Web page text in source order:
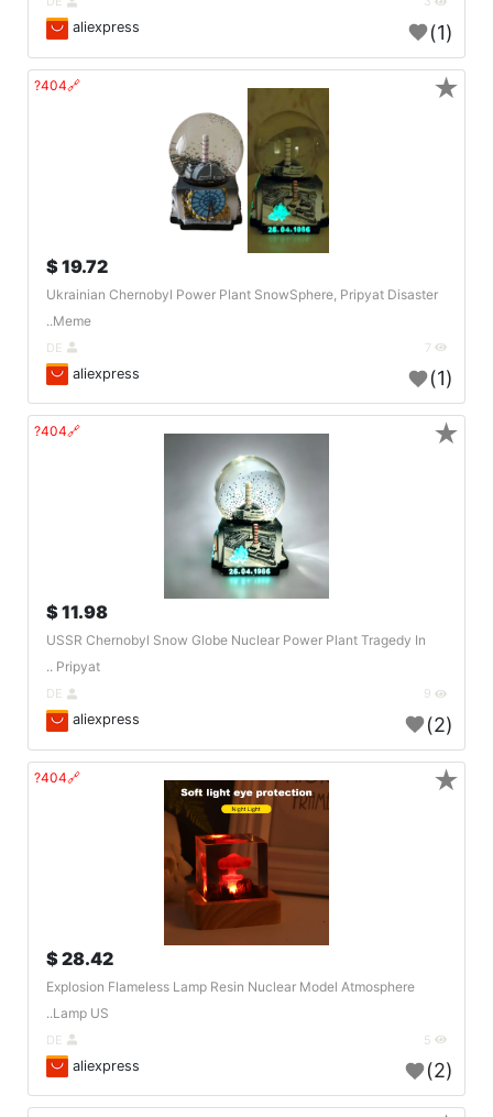
aliexpress (1)
🔗404?
19.72 $
Ukrainian Chernobyl Power Plant SnowSphere, Pripyat Disaster
Meme..
aliexpress (1)
★
🔗404?
11.98 $
USSR Chernobyl Snow Globe Nuclear Power Plant Tragedy In
Pripyat ..
aliexpress (2)
★
🔗404?
28.42 $
Explosion Flameless Lamp Resin Nuclear Model Atmosphere
Lamp US..
aliexpress (2)
★